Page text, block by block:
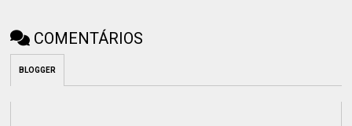
COMENTÁRIOS
BLOGGER